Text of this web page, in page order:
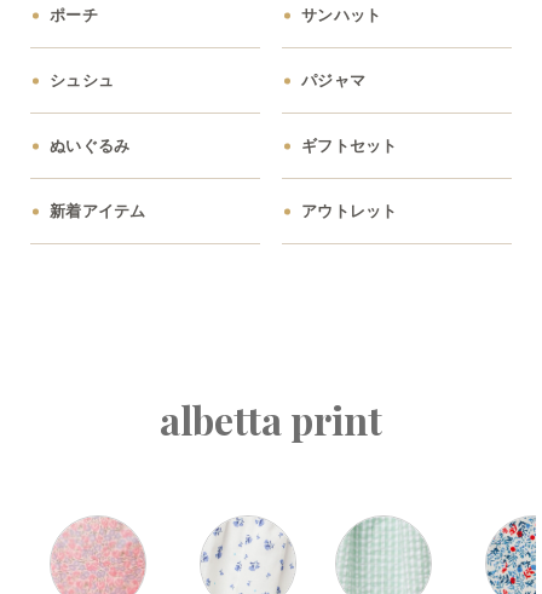
ポーチ サンハット
シュシュ パジャマ
ぬいぐるみ ギフトセット
新着アイテム アウトレット
albetta print